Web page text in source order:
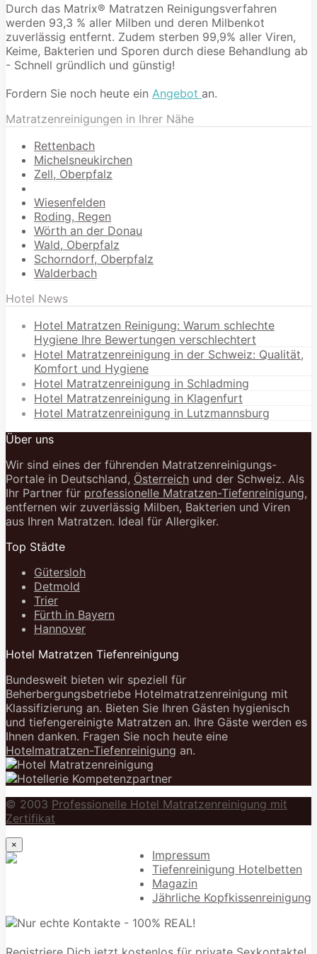
Durch das Matrix® Matratzen Reinigungsverfahren
werden 93,3 % aller Milben und deren Milbenkot
zuverlässig entfernt. Zudem sterben 99,9% aller Viren,
Keime, Bakterien und Sporen durch diese Behandlung ab
- Schnell gründlich und günstig!
Fordern Sie noch heute ein Angebot an.
Matratzenreinigungen in Ihrer Nähe
Rettenbach
Michelsneukirchen
Zell, Oberpfalz
Wiesenfelden
Roding, Regen
Wörth an der Donau
Wald, Oberpfalz
Schorndorf, Oberpfalz
Walderbach
Hotel News
Hotel Matratzen Reinigung: Warum schlechte
Hygiene Ihre Bewertungen verschlechtert
Hotel Matratzenreinigung in der Schweiz: Qualität,
Komfort und Hygiene
Hotel Matratzenreinigung in Schladming
Hotel Matratzenreinigung in Klagenfurt
Hotel Matratzenreinigung in Lutzmannsburg
Über uns
Wir sind eines der führenden Matratzenreinigungs-
Portale in Deutschland, Österreich und der Schweiz. Als
Ihr Partner für professionelle Matratzen-Tiefenreinigung,
entfernen wir zuverlässig Milben, Bakterien und Viren
aus Ihren Matratzen. Ideal für Allergiker.
Top Städte
Gütersloh
Detmold
Trier
Fürth in Bayern
Hannover
Hotel Matratzen Tiefenreinigung
Bundesweit bieten wir speziell für
Beherbergungsbetriebe Hotelmatratzenreinigung mit
Klassifizierung an. Bieten Sie Ihren Gästen hygienisch
und tiefengereinigte Matratzen an. Ihre Gäste werden es
Ihnen danken. Fragen Sie noch heute eine
Hotelmatratzen-Tiefenreinigung an.
© 2003 Professionelle Hotel Matratzenreinigung mit
Zertifikat
Impressum
Tiefenreinigung Hotelbetten
Magazin
Jährliche Kopfkissenreinigung
×